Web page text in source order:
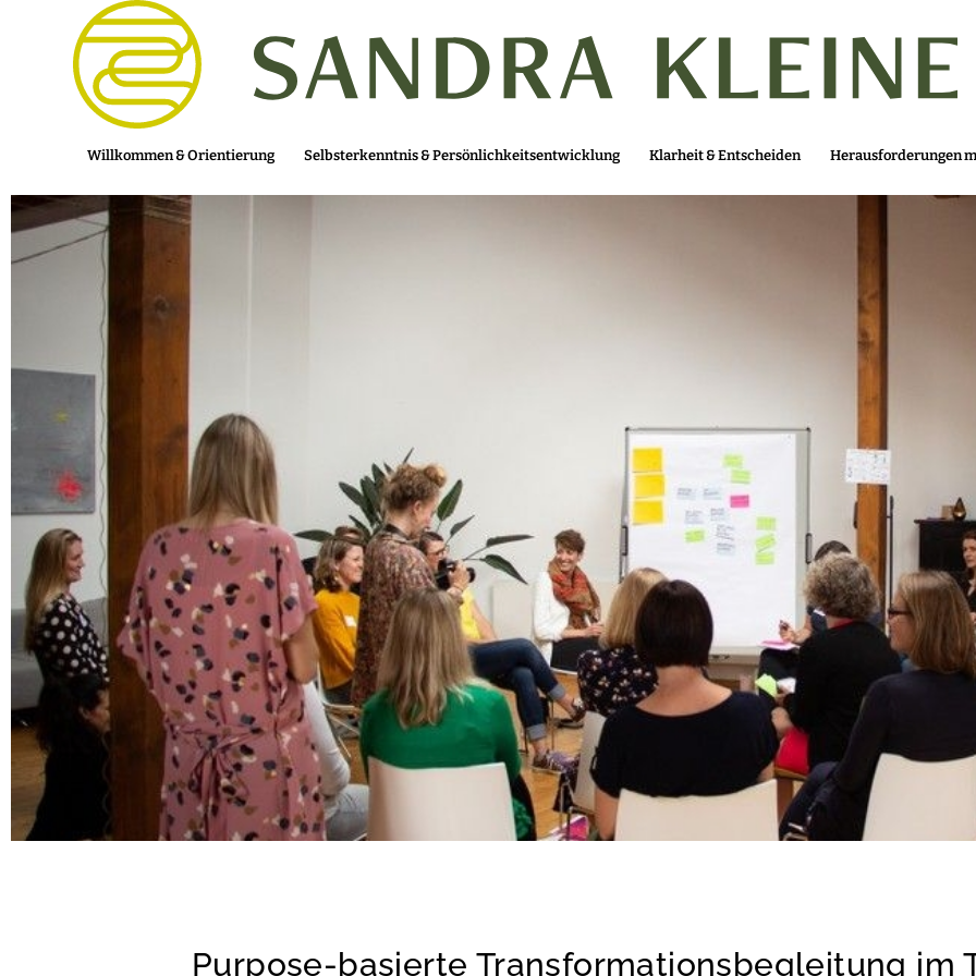
Willkommen & Orientierung Selbsterkenntnis & Persönlichkeitsentwicklung Klarheit & Entscheiden Herausforderungen
Purpose-basierte Transformationsbegleitung im